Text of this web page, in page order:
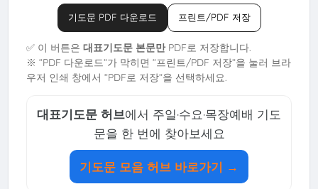
기도문 PDF 다운로드 프린트/PDF 저장
✅ 이 버튼은 대표기도문 본문만PDF로 저장합니다.
※ “PDF 다운로드”가 막히면 “프린트/PDF 저장”을 눌러 브라
우저 인쇄 창에서 “PDF로 저장”을 선택하세요.
대표기도문 허브에서 주일·수요·목장예배 기도
문을 한 번에 찾아보세요
기도문 모음 허브 바로가기 →